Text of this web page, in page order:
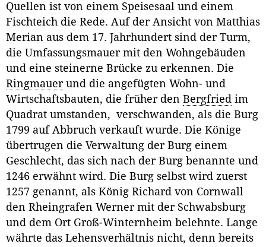
Quellen ist von einem Speisesaal und einem
Fischteich die Rede. Auf der Ansicht von Matthias
Merian aus dem 17. Jahrhundert sind der Turm,
die Umfassungsmauer mit den Wohngebäuden
und eine steinerne Brücke zu erkennen. Die
Ringmauerund die angefügten Wohn- und
Wirtschaftsbauten, die früher den Bergfried im
Quadrat umstanden, verschwanden, als die Burg
1799 auf Abbruch verkauft wurde. Die Könige
übertrugen die Verwaltung der Burg einem
Geschlecht, das sich nach der Burg benannte und
1246 erwähnt wird. Die Burg selbst wird zuerst
1257 genannt, als König Richard von Cornwall
den Rheingrafen Werner mit der Schwabsburg
und dem Ort Groß-Winternheim belehnte. Lange
währte das Lehensverhältnis nicht, denn bereits